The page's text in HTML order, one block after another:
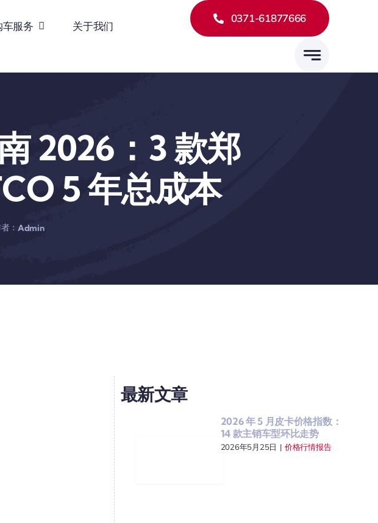
车服务
关于我们
0371-61877666
2026：3 款郑
5 年总成本
： Admin
最新文章
2026 年 5 月皮卡价格指数：
14 款主销车型环比走势
2026年5月25日 | 价格行情报告